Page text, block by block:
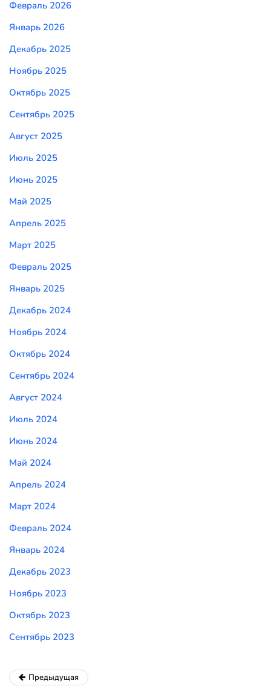
Февраль 2026
Январь 2026
Декабрь 2025
Ноябрь 2025
Октябрь 2025
Сентябрь 2025
Август 2025
Июль 2025
Июнь 2025
Май 2025
Апрель 2025
Март 2025
Февраль 2025
Январь 2025
Декабрь 2024
Ноябрь 2024
Октябрь 2024
Сентябрь 2024
Август 2024
Июль 2024
Июнь 2024
Май 2024
Апрель 2024
Март 2024
Февраль 2024
Январь 2024
Декабрь 2023
Ноябрь 2023
Октябрь 2023
Сентябрь 2023
Предыдущая